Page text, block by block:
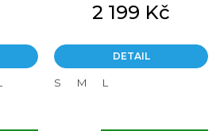
2 199 Kč
DETAIL
S M L